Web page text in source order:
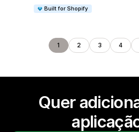
Built for Shopify
1 2 3 4
Quer